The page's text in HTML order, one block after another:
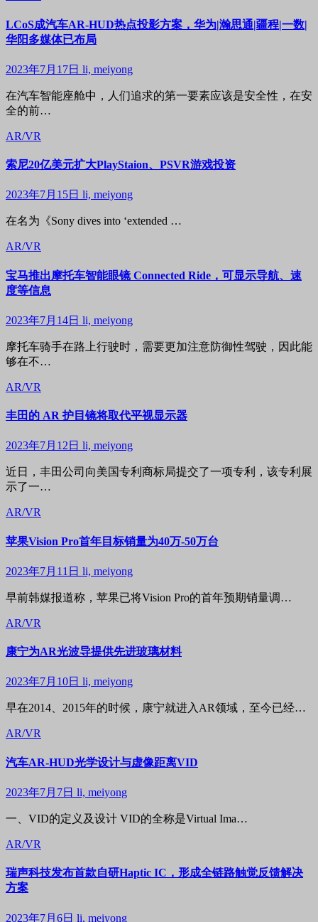
LCoS成汽车AR-HUD热点投影方案，华为|瀚思通|疆程|一数|
华阳多媒体已布局
2023年7月17日 li, meiyong
在汽车智能座舱中，人们追求的第一要素应该是安全性，在安
全的前…
AR/VR
索尼20亿美元扩大PlayStaion、PSVR游戏投资
2023年7月15日 li, meiyong
在名为《Sony dives into ‘extended …
AR/VR
宝马推出摩托车智能眼镜 Connected Ride，可显示导航、速
度等信息
2023年7月14日 li, meiyong
摩托车骑手在路上行驶时，需要更加注意防御性驾驶，因此能
够在不…
AR/VR
丰田的 AR 护目镜将取代平视显示器
2023年7月12日 li, meiyong
近日，丰田公司向美国专利商标局提交了一项专利，该专利展
示了一…
AR/VR
苹果Vision Pro首年目标销量为40万-50万台
2023年7月11日 li, meiyong
早前韩媒报道称，苹果已将Vision Pro的首年预期销量调…
AR/VR
康宁为AR光波导提供先进玻璃材料
2023年7月10日 li, meiyong
早在2014、2015年的时候，康宁就进入AR领域，至今已经…
AR/VR
汽车AR-HUD光学设计与虚像距离VID
2023年7月7日 li, meiyong
一、VID的定义及设计 VID的全称是Virtual Ima…
AR/VR
瑞声科技发布首款自研Haptic IC，形成全链路触觉反馈解决
方案
2023年7月6日 li, meiyong